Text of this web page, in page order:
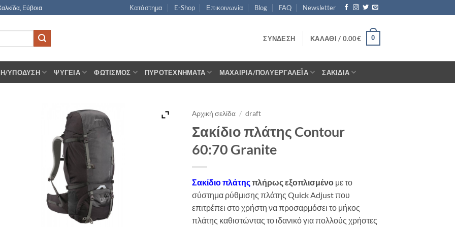
Εύβοια Κατάστημα E-Shop Επικοινωνία Blog FAQ Newsletter
ΣΎΝΔΕΣΗ ΚΑΛΆΘΙ / 0.00€ 0
ΥΠΌΔΥΣΗ ΨΥΓΕΊΑ ΦΩΤΙΣΜΌΣ ΠΥΡΟΤΕΧΝΉΜΑΤΑ ΜΑΧΑΊΡΙΑ/ΠΟΛΥΕΡΓΑΛΈΙΑ ΣΑΚΊΔΙΑ
Αρχική σελίδα / draft
Σακίδιο πλάτης Contour
60:70 Granite
Σακίδιο πλάτηςπλήρως εξοπλισμένο με το
σύστημα ρύθμισης πλάτης Quick Adjust που
επιτρέπει στο χρήστη να προσαρμόσει το μήκος
πλάτης καθιστώντας το ιδανικό για πολλούς χρήστες